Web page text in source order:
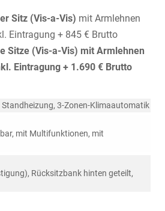
Sitz (Vis-a-Vis) mit Armlehnen
Eintragung + 845 € Brutto
Sitze (Vis-a-Vis) mit Armlehnen
Eintragung + 1.690 € Brutto
Standheizung, 3-Zonen-Klimaautomatik
mit Multifunktionen, mit
Rücksitzbank hinten geteilt,